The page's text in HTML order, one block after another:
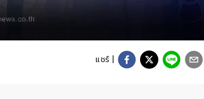
แชร์ |